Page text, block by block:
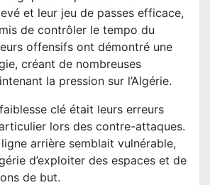
et leur jeu de passes efficace,
de contrôler le tempo du
offensifs ont démontré une
créant de nombreuses
la pression sur l’Algérie.
clé était leurs erreurs
lors des contre-attaques.
arrière semblait vulnérable,
d’exploiter des espaces et de
de but.